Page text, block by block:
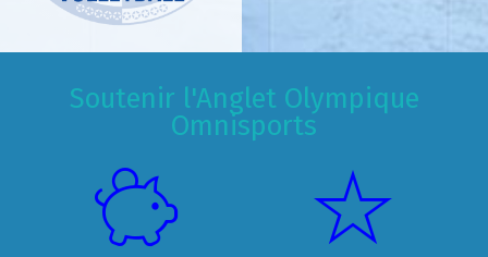
Soutenir l'Anglet Olympique
Omnisports